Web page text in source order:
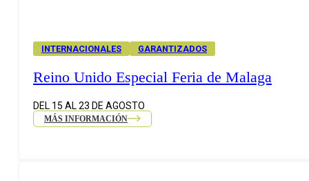
INTERNACIONALES GARANTIZADOS
Reino Unido Especial Feria de Malaga
DEL 15 AL 23 DE AGOSTO
MÁS INFORMACIÓN